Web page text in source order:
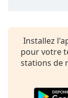
Opacity
Installez
pour votre
stations de